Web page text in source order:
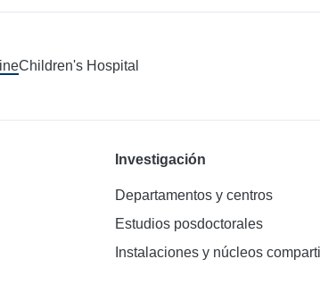
Children's Hospital
Investigación
Departamentos y centros
Estudios posdoctorales
Instalaciones y núcleos